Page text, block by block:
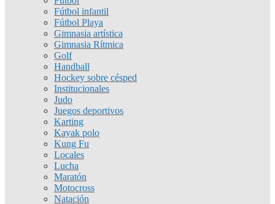
Fútbol infantil
Fútbol Playa
Gimnasia artística
Gimnasia Rítmica
Golf
Handball
Hockey sobre césped
Institucionales
Judo
Juegos deportivos
Karting
Kayak polo
Kung Fu
Locales
Lucha
Maratón
Motocross
Natación